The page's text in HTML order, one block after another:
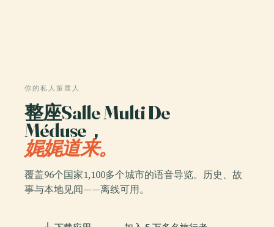
你的私人策展人
整座Salle Multi De
Méduse，
娓娓道来。
覆盖96个国家1,100多个城市的语音导览。历史、故
事与本地见闻——离线可用。